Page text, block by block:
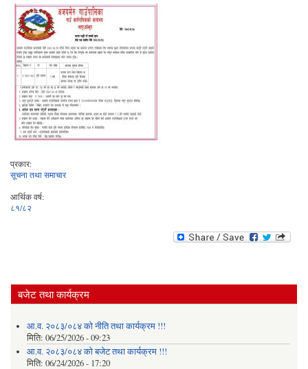
प्रकार:
सूचना तथा समाचार
आर्थिक वर्ष:
८१/८२
बजेट तथा कार्यक्रम
आ.व. २०८३/०८४ को नीति तथा कार्यक्रम !!!
मिति: 06/25/2026 - 09:23
आ.व. २०८३/०८४ को बजेट तथा कार्यक्रम !!!
मिति: 06/24/2026 - 17:20